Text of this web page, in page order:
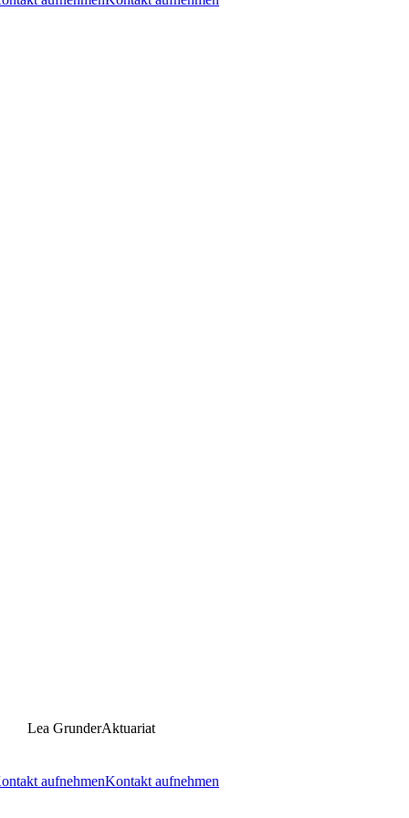
Lea GrunderAktuariat
aufnehmenKontakt aufnehmen